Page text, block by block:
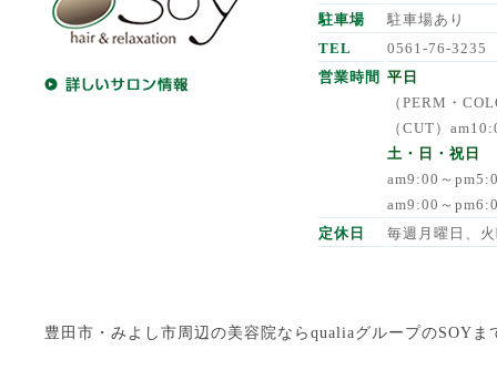
駐車場
駐車場あり
TEL
0561-76-3235
営業時間 平日
（PERM・
（CUT）
土・日・祝日
am9:00～
am9:00～
定休日
毎週月曜日、
豊田市・みよし市周辺の美容院ならqualiaグループのSOY